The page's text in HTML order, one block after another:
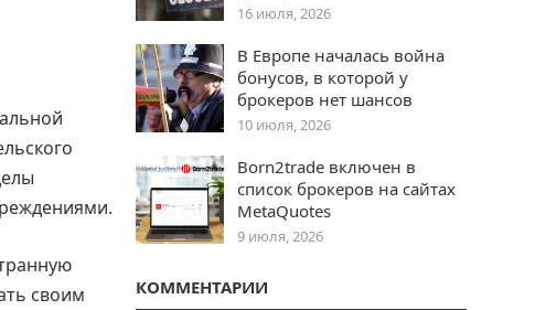
своим
16 июля, 2026
В Европе началась война
бонусов, в которой у
брокеров нет шансов
10 июля, 2026
Born2trade включен в
список брокеров на сайтах
MetaQuotes
9 июля, 2026
КОММЕНТАРИИ